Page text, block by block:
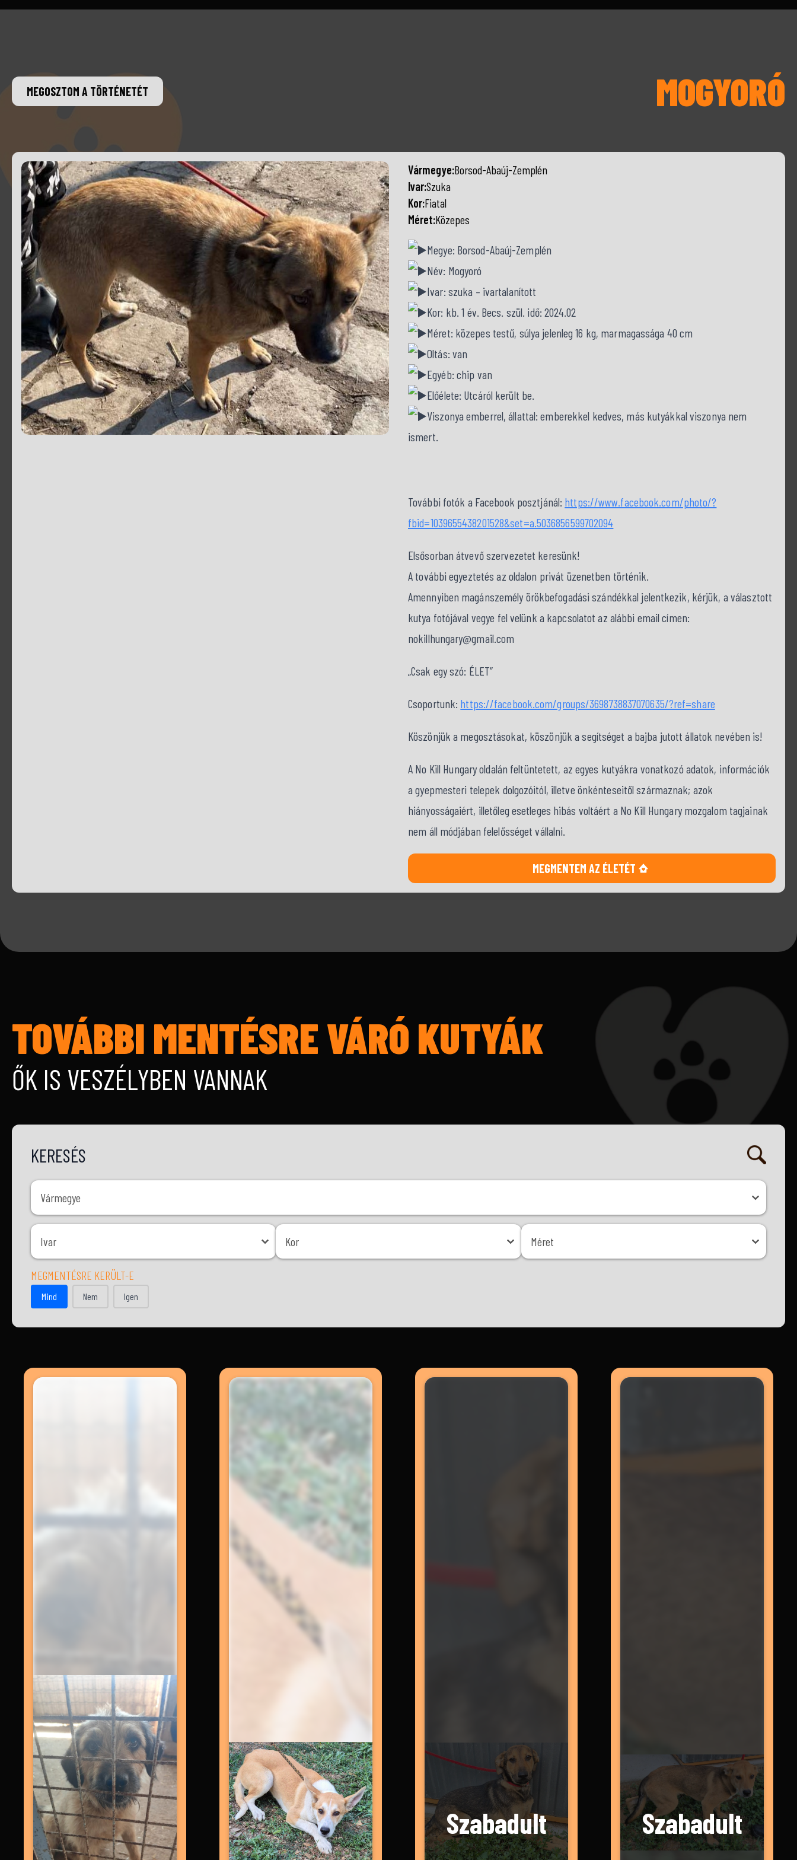
MEGOSZTOM A TÖRTÉNETÉT MOGYORÓ
Vármegye:Borsod-Abaúj-Zemplén
Ivar:Szuka
Kor:Fiatal
Méret:Közepes
Megye: Borsod-Abaúj-Zemplén
Név: Mogyoró
Ivar: szuka – ivartalanított
Kor: kb. 1 év. Becs. szül. idő: 2024.02
Méret: közepes testű, súlya jelenleg 16 kg, marmagassága 40 cm
Oltás: van
Egyéb: chip van
Előélete: Utcáról került be.
Viszonya emberrel, állattal: emberekkel kedves, más kutyákkal viszonya nem
ismert.
További fotók a Facebook posztjánál: https://www.facebook.com/photo/?
fbid=1039655438201528&set=a.5036856599702094
Elsősorban átvevő szervezetet keresünk!
A további egyeztetés az oldalon privát üzenetben történik.
Amennyiben magánszemély örökbefogadási szándékkal jelentkezik, kérjük, a választott
kutya fotójával vegye fel velünk a kapcsolatot az alábbi email címen:
nokillhungary@gmail.com
„Csak egy szó: ÉLET”
Csoportunk: https://facebook.com/groups/3698738837070635/?ref=share
Köszönjük a megosztásokat, köszönjük a segítséget a bajba jutott állatok nevében is!
A No Kill Hungary oldalán feltüntetett, az egyes kutyákra vonatkozó adatok, információk
a gyepmesteri telepek dolgozóitól, illetve önkénteseitől származnak; azok
hiányosságaiért, illetőleg esetleges hibás voltáért a No Kill Hungary mozgalom tagjainak
nem áll módjában felelősséget vállalni.
MEGMENTEM AZ ÉLETÉT
TOVÁBBI MENTÉSRE VÁRÓ KUTYÁK
ŐK IS VESZÉLYBEN VANNAK
KERESÉS
Vármegye
Vármegye
Ivar
Ivar
Kor
Kor
Méret
Méret
MEGMENTÉSRE KERÜLT-E
MEGMENTÉSRE KERÜLT-E
Mind Nem Igen
Szabadult Szabadult